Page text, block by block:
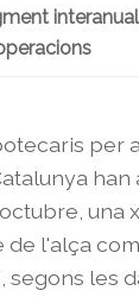
per
han
una
de l'alça
segons les